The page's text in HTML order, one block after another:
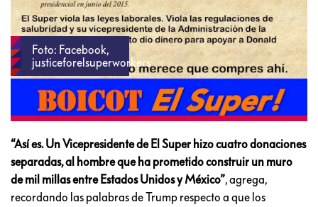
Foto: Facebook,
justiceforelsuperworkers
“Así es. Un Vicepresidente de El Super hizo cuatro donaciones
separadas, al hombre que ha prometido construir un muro
de mil millas entre Estados Unidos y México” , agrega,
recordando las palabras de Trump respecto a que los